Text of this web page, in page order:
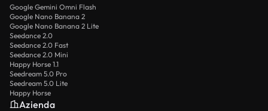
Google Gemini Omni Flash
Google Nano Banana 2
Google Nano Banana 2 Lite
Seedance 2.0
Seedance 2.0 Fast
Seedance 2.0 Mini
Happy Horse 1.1
Seedream 5.0 Pro
Seedream 5.0 Lite
Happy Horse
Azienda